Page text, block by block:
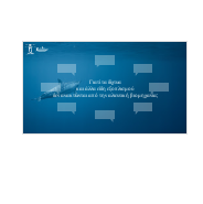
Γιατί τα δίχτυα
και άλλα είδη εξοπλισμού
δεν ανακτώνται από την αλιευτική βιομηχανία;